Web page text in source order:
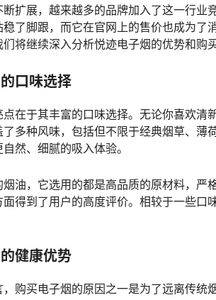
扩展，越来越多的品牌加入了这一行
了脚跟，而它在官网上的售价也成为
将继续深入分析悦迹电子烟的优势和购
口味选择
在于其丰富的口味选择。无论你喜欢
多种风味，包括但不限于经典烟草、
然、细腻的吸入体验。
油，它选用的都是高品质的原材料，
得到了用户的高度评价。相较于一些
健康优势
购买电子烟的原因之一是为了远离传